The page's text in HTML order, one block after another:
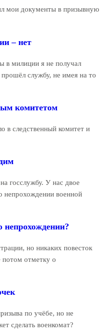
мои документы в призывную
– нет
в милиции я не получал
службу, не имея на то
комитетом
в следственный комитет и
госслужбу. У нас двое
непрохождении военной
непрохождении?
но никаких повесток
потом отметку о
по учёбе, но не
сделать военкомат?